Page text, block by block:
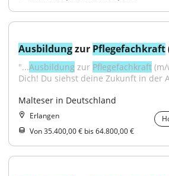
Ausbildung zur Pflegefachkraft
"...Ausbildung zur Pflegefachkraft
Dich! Du siehst deine Zukunft in der
Malteser in Deutschland
Erlangen
Von 35.400,00 € bis 64.800,00 €